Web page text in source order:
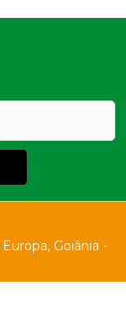
Goiânia -